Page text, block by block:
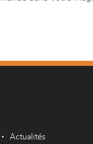
Actualités